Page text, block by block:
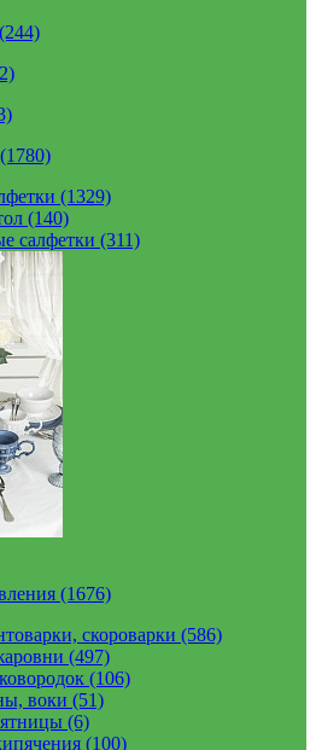
(1329)
(140)
салфетки (311)
(1676)
скороварки (586)
(497)
(106)
воки (51)
(6)
(100)